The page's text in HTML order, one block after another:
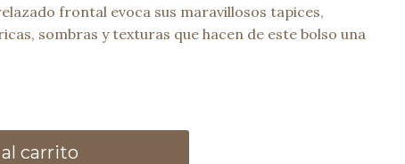
frontal evoca sus maravillosos tapices,
sombras y texturas que hacen de este bolso una
carrito